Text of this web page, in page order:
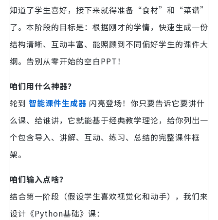
知道了学生喜好，接下来就得准备“食材”和“菜谱”
了。本阶段的目标是：根据刚才的学情，快速生成一份
结构清晰、互动丰富、能照顾到不同偏好学生的课件大
纲。告别从零开始的空白PPT！
咱们用什么神器？
轮到 智能课件生成器 闪亮登场！你只要告诉它要讲什
么课、给谁讲，它就能基于经典教学理论，给你列出一
个包含导入、讲解、互动、练习、总结的完整课件框
架。
咱们输入点啥？
结合第一阶段（假设学生喜欢视觉化和动手），我们来
设计《Python基础》课：